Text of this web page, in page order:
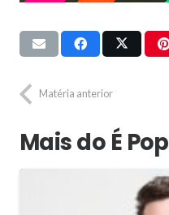
Matéria anterior
Mais do É Pop